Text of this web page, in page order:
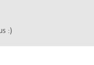
:)